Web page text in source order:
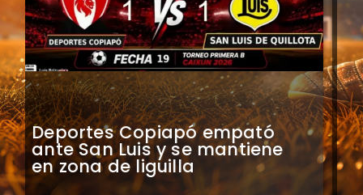
TNT Sports transmitirá
partidos de Colo Colo en
Argentina, Brasil y México